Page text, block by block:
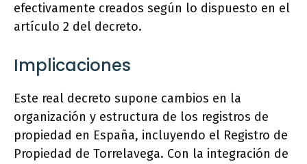
efectivamente creados según lo dispuesto en el
artículo 2 del decreto.
Implicaciones
Este real decreto supone cambios en la
organización y estructura de los registros de
propiedad en España, incluyendo el Registro de
Propiedad de Torrelavega. Con la integración de